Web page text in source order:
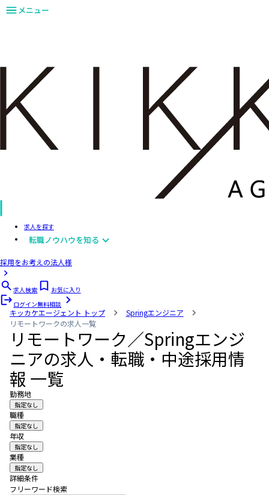
メニュー
求人を探す
転職ノウハウを知る
採用をお考えの法人様
求人検索
お気に入り
ログイン無料相談
キッカケエージェント トップ
Springエンジニア
リモートワークの求人一覧
リモートワーク／Springエンジ
ニアの求人・転職・中途採用情
報 一覧
勤務地
指定なし
職種
指定なし
年収
指定なし
業種
指定なし
詳細条件
フリーワード検索